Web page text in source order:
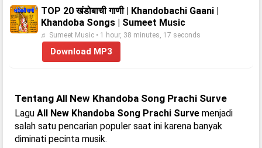
TOP 20 खंडोबाची गाणी | Khandobachi Gaani |
Khandoba Songs | Sumeet Music
♬ Sumeet Music • 1 hour, 38 minutes, 17 seconds
Download MP3
Tentang All New Khandoba Song Prachi Surve
Lagu All New Khandoba Song Prachi Surve menjadi
salah satu pencarian populer saat ini karena banyak
diminati pecinta musik.